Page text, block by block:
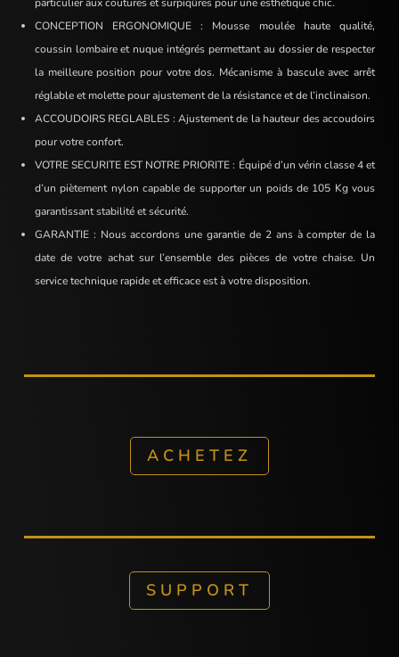
CONCEPTION ERGONOMIQUE : Mousse moulée haute qualité,
coussin lombaire et nuque intégrés permettant au dossier de respecter
la meilleure position pour votre dos. Mécanisme à bascule avec arrêt
réglable et molette pour ajustement de la résistance et de l’inclinaison.
ACCOUDOIRS REGLABLES : Ajustement de la hauteur des accoudoirs
pour votre confort.
VOTRE SECURITE EST NOTRE PRIORITE : Équipé d’un vérin classe 4 et
d’un piètement nylon capable de supporter un poids de 105 Kg vous
garantissant stabilité et sécurité.
GARANTIE : Nous accordons une garantie de 2 ans à compter de la
date de votre achat sur l’ensemble des pièces de votre chaise. Un
service technique rapide et efficace est à votre disposition.
ACHETEZ
SUPPORT